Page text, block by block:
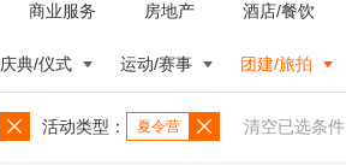
商业服务 房地产 酒店/餐饮
庆典/仪式 运动/赛事 团建/旅拍
活动类型： 夏令营 清空已选条件